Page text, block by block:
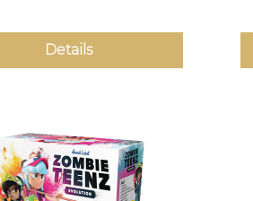
Details